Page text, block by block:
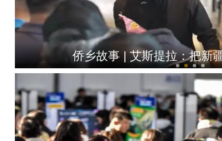
侨乡故事 | 艾斯提拉：把新